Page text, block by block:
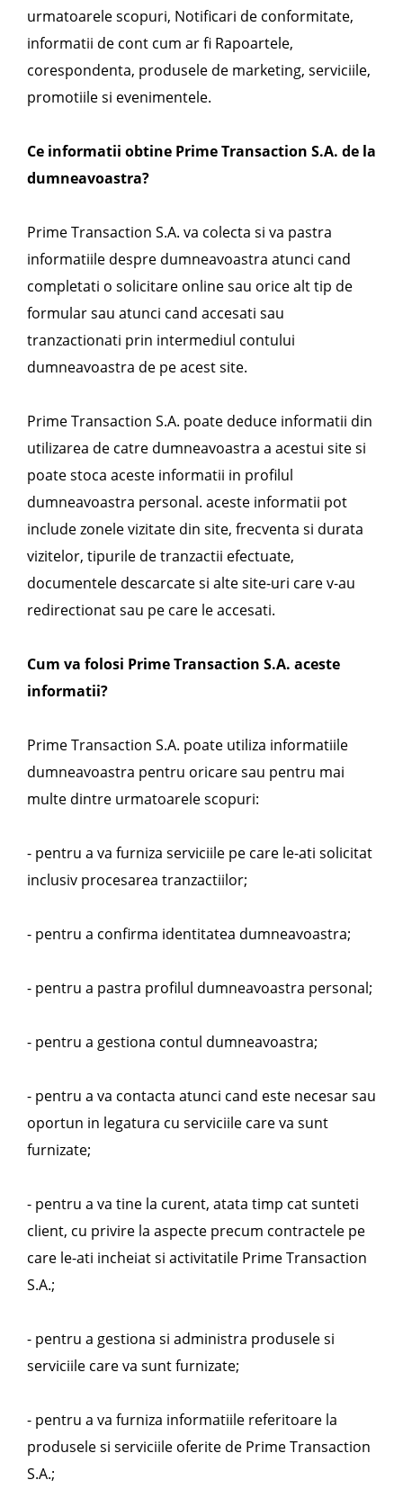
urmatoarele scopuri, Notificari de conformitate,
informatii de cont cum ar fi Rapoartele,
corespondenta, produsele de marketing, serviciile,
promotiile si evenimentele.
Ce informatii obtine Prime Transaction S.A. de la
dumneavoastra?
Prime Transaction S.A. va colecta si va pastra
informatiile despre dumneavoastra atunci cand
completati o solicitare online sau orice alt tip de
formular sau atunci cand accesati sau
tranzactionati prin intermediul contului
dumneavoastra de pe acest site.
Prime Transaction S.A. poate deduce informatii din
utilizarea de catre dumneavoastra a acestui site si
poate stoca aceste informatii in profilul
dumneavoastra personal. aceste informatii pot
include zonele vizitate din site, frecventa si durata
vizitelor, tipurile de tranzactii efectuate,
documentele descarcate si alte site-uri care v-au
redirectionat sau pe care le accesati.
Cum va folosi Prime Transaction S.A. aceste
informatii?
Prime Transaction S.A. poate utiliza informatiile
dumneavoastra pentru oricare sau pentru mai
multe dintre urmatoarele scopuri:
- pentru a va furniza serviciile pe care le-ati solicitat
inclusiv procesarea tranzactiilor;
- pentru a confirma identitatea dumneavoastra;
- pentru a pastra profilul dumneavoastra personal;
- pentru a gestiona contul dumneavoastra;
- pentru a va contacta atunci cand este necesar sau
oportun in legatura cu serviciile care va sunt
furnizate;
- pentru a va tine la curent, atata timp cat sunteti
client, cu privire la aspecte precum contractele pe
care le-ati incheiat si activitatile Prime Transaction
S.A.;
- pentru a gestiona si administra produsele si
serviciile care va sunt furnizate;
- pentru a va furniza informatiile referitoare la
produsele si serviciile oferite de Prime Transaction
S.A.;